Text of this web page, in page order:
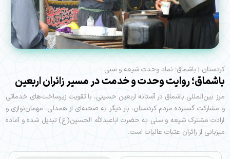
کردستان | باشماق؛ نماد وحدت شیعه و سنی
باشماق؛ روایت وحدت و خدمت در مسیر زائران اربعین
مرز بین‌المللی باشماق در آستانه اربعین حسینی، با تقویت زیرساخت‌های خدماتی
و مشارکت گسترده مردم کردستان، بار دیگر به صحنه‌ای از همدلی، مهمان‌نوازی و
ارادت مشترک شیعه و سنی به حضرت اباعبدالله الحسین(ع) تبدیل شده و آماده
میزبانی از زائران عتبات عالیات است.